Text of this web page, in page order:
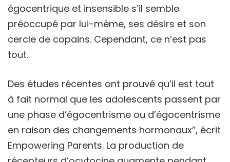
égocentrique et insensible s’il semble
préoccupé par lui-même, ses désirs et son
cercle de copains. Cependant, ce n’est pas
tout.
Des études récentes ont prouvé qu’il est tout
à fait normal que les adolescents passent par
une phase d’égocentrisme ou d’égocentrisme
en raison des changements hormonaux”, écrit
Empowering Parents. La production de